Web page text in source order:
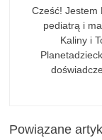
Cześć! Jestem
pediatrą i
Kaliny i
Powiązane